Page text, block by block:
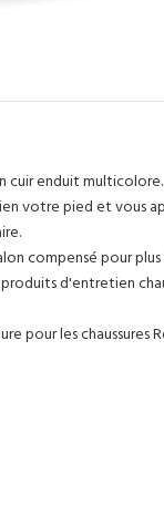
cuir enduit multicolore.
votre pied et vous
compensé pour
d'entretien
pour les chaussures